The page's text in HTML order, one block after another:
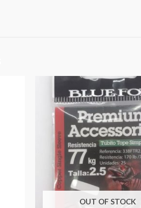
OUT OF STOCK